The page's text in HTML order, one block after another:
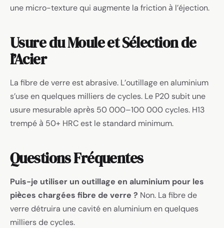
une micro-texture qui augmente la friction à l’éjection.
Usure du Moule et Sélection de
l’Acier
La fibre de verre est abrasive. L’outillage en aluminium
s’use en quelques milliers de cycles. Le P20 subit une
usure mesurable après 50 000–100 000 cycles. H13
trempé à 50+ HRC est le standard minimum.
Questions Fréquentes
Puis-je utiliser un outillage en aluminium pour les
pièces chargées fibre de verre ? Non. La fibre de
verre détruira une cavité en aluminium en quelques
milliers de cycles.